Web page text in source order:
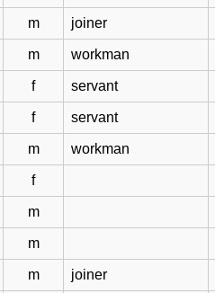
m joiner
m workman
f servant
f servant
m workman
f
m
m
m joiner